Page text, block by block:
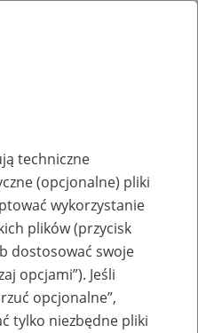
techniczne
(opcjonalne) pliki
wykorzystanie
plików (przycisk
dostosować swoje
opcjami”). Jeśli
opcjonalne”,
tylko niezbędne pliki